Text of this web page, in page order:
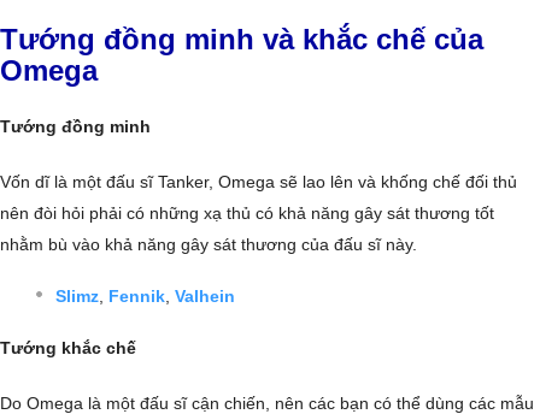
Tướng đồng minh và khắc chế của
Omega
Tướng đồng minh
Vốn dĩ là một đấu sĩ Tanker, Omega sẽ lao lên và khống chế đối thủ
nên đòi hỏi phải có những xạ thủ có khả năng gây sát thương tốt
nhằm bù vào khả năng gây sát thương của đấu sĩ này.
Slimz, Fennik, Valhein
Tướng khắc chế
Do Omega là một đấu sĩ cận chiến, nên các bạn có thể dùng các mẫu